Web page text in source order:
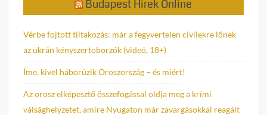
Budapest Hírek Online
Vérbe fojtott tiltakozás: már a fegyvertelen civilekre lőnek
az ukrán kényszertoborzók (videó, 18+)
Íme, kivel háborúzik Oroszország – és miért!
Az orosz elképesztő összefogással oldja meg a krími
válsághelyzetet, amire Nyugaton már zavargásokkal reagált